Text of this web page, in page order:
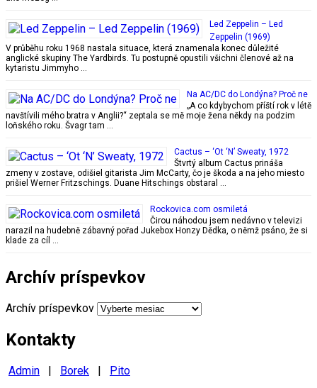
Led Zeppelin – Led
Zeppelin (1969)
V průběhu roku 1968 nastala situace, která znamenala konec důležité
anglické skupiny The Yardbirds. Tu postupně opustili všichni členové až na
kytaristu Jimmyho …
Na AC/DC do Londýna? Proč ne
„A co kdybychom příští rok v létě
navštívili mého bratra v Anglii?“ zeptala se mě moje žena někdy na podzim
loňského roku. Švagr tam …
Cactus – ‘Ot ‘N’ Sweaty, 1972
Štvrtý album Cactus prináša
zmeny v zostave, odišiel gitarista Jim McCarty, čo je škoda a na jeho miesto
prišiel Werner Fritzschings. Duane Hitschings obstaral …
Rockovica.com osmiletá
Čirou náhodou jsem nedávno v televizi
narazil na hudebně zábavný pořad Jukebox Honzy Dědka, o němž psáno, že si
klade za cíl …
Archív príspevkov
Archív príspevkov
Kontakty
Admin | Borek | Pito